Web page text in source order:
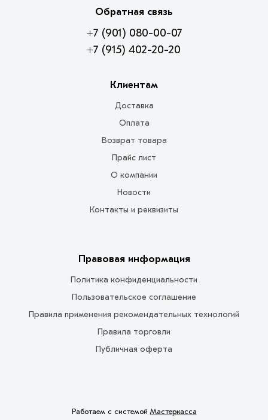
Обратная связь
+7 (901) 080-00-07
+7 (915) 402-20-20
Клиентам
Доставка
Оплата
Возврат товара
Прайс лист
О компании
Новости
Контакты и реквизиты
Правовая информация
Политика конфиденциальности
Пользовательское соглашение
Правила применения рекомендательных технологий
Правила торговли
Публичная оферта
Работаем с системой Мастеркасса